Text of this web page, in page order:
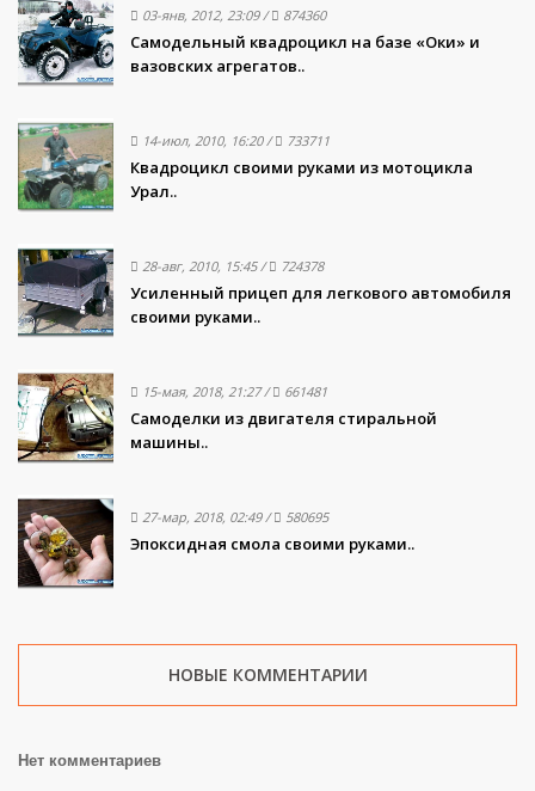
03-янв, 2012, 23:09/ 874360
Самодельный квадроцикл на базе «Оки» и
вазовских агрегатов..
14-июл, 2010, 16:20/ 733711
Квадроцикл своими руками из мотоцикла
Урал..
28-авг, 2010, 15:45/ 724378
Усиленный прицеп для легкового автомобиля
своими руками..
15-мая, 2018, 21:27/ 661481
Самоделки из двигателя стиральной
машины..
27-мар, 2018, 02:49/ 580695
Эпоксидная смола своими руками..
НОВЫЕ КОММЕНТАРИИ
Нет комментариев